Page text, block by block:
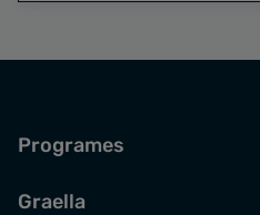
Programes
Graella